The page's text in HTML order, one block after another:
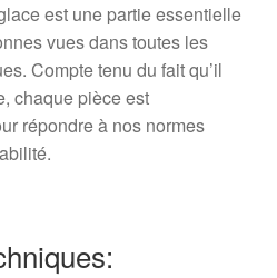
est une partie essentielle
vues dans toutes les
Compte tenu du fait qu’il
chaque pièce est
répondre à nos normes